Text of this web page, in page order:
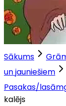
Sākums
un jauniešiem
Pasakas/
kalējs